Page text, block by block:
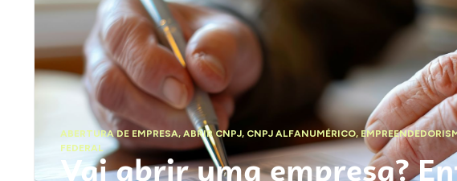
ABERTURA DE EMPRESA,ABRIR CNPJ, CNPJ ALFANUMÉRICO,
FEDERAL
Vai abrir uma empresa?